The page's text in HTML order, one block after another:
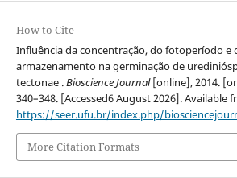
How to Cite
Influência da concentração, do fotoperíodo e
armazenamento na germinação de
tectonae .Bioscience Journal[online], 2014.
340–348. [Accessed6 August 2026]. Available
https://seer.ufu.br/index.php/
More Citation Formats